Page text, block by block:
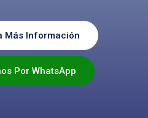
Más Información
Por WhatsApp